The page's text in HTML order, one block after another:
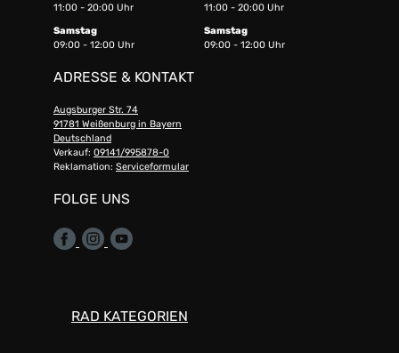
11:00 - 20:00 Uhr
11:00 - 20:00 Uhr
Samstag
09:00 - 12:00 Uhr
Samstag
09:00 - 12:00 Uhr
ADRESSE & KONTAKT
Augsburger Str. 74
91781 Weißenburg in Bayern
Deutschland
Verkauf: 09141/995878-0
Reklamation: Serviceformular
FOLGE UNS
RAD KATEGORIEN